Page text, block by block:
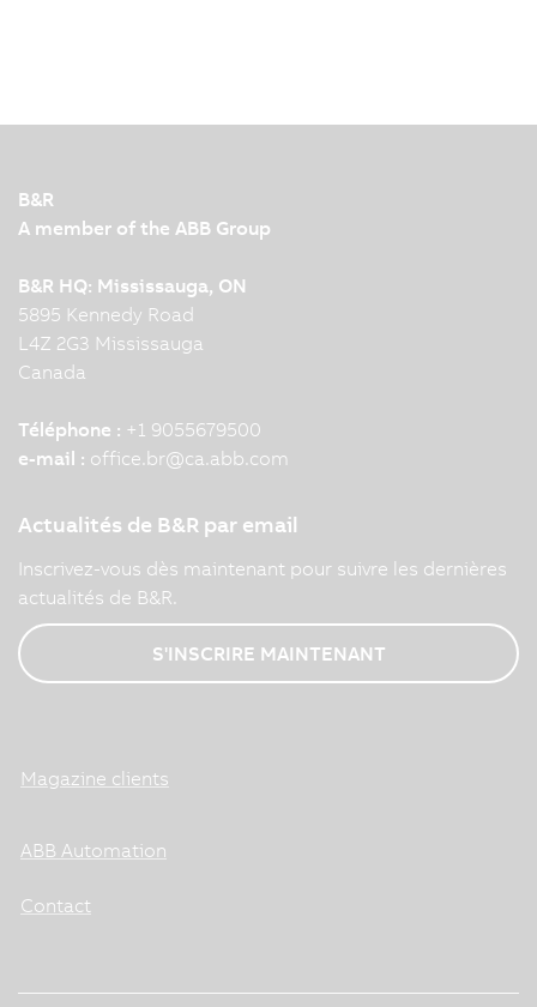
B&R
A member of the ABB Group
B&R HQ: Mississauga, ON
5895 Kennedy Road
L4Z 2G3 Mississauga
Canada
Téléphone : +1 9055679500
e-mail : office.br@ca.abb.com
Actualités de B&R par email
Inscrivez-vous dès maintenant pour suivre les dernières
actualités de B&R.
S'INSCRIRE MAINTENANT
Magazine clients
ABB Automation
Contact